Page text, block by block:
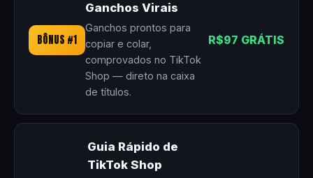
BÔNUS #1
Ganchos Virais
Ganchos prontos para
copiar e colar,
comprovados no TikTok
Shop — direto na caixa
de títulos.
R$97 GRÁTIS
Guia Rápido de
TikTok Shop